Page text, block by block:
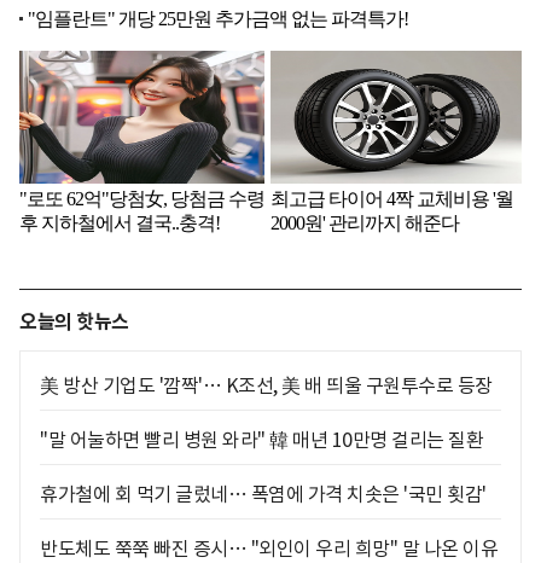
오늘의 핫뉴스
美 방산 기업도 '깜짝'… K조선, 美 배 띄울 구원투수로 등장
"말 어눌하면 빨리 병원 와라" 韓 매년 10만명 걸리는 질환
휴가철에 회 먹기 글렀네… 폭염에 가격 치솟은 '국민 횟감'
반도체도 쭉쭉 빠진 증시… "외인이 우리 희망" 말 나온 이유